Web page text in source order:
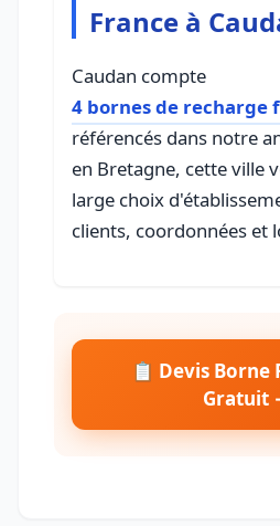
France à
Caudan compte
4 bornes de recharge
référencés dans notre
en Bretagne, cette ville
large choix
clients, coordonnées et
📋 Devis Borne
Gratuit